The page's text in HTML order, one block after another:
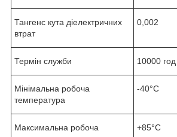
Тангенс кута діелектричних
втрат
0,002
Термін служби 10000 год
Мінімальна робоча
температура
-40°С
Максимальна робоча
+85°С